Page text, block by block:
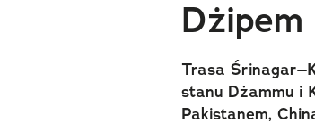
Trasa
stanu Dżammu i
Pakistanem,